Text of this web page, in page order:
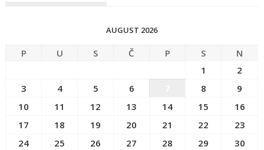
AUGUST 2026
P U S Č P S
N
1
2
3
4 5 6 8
9
10
11 12 13 14 15
16
17
18 19 20 21 22
23
24
25 26 27 28 29
30